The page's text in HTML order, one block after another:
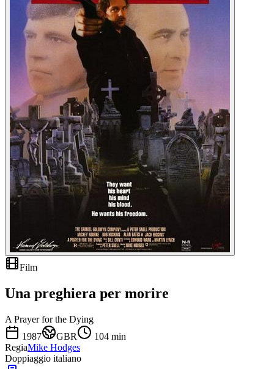
Film
Una preghiera per morire
A Prayer for the Dying
1987
GBR 104 min
RegiaMike Hodges
Doppiaggio italiano